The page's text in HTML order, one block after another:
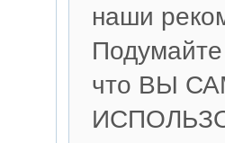
наши
что ВЫ